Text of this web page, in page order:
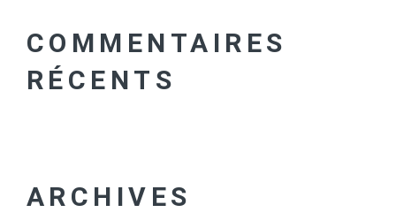
COMMENTAIRES
RÉCENTS
ARCHIVES